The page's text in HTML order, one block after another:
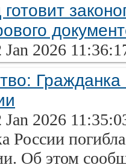
2026
2026
России
Об этом